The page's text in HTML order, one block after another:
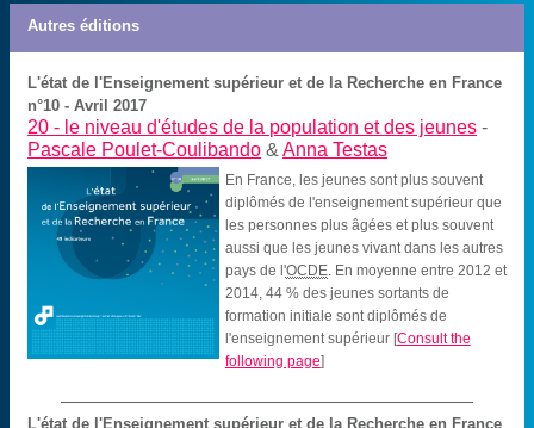
Autres éditions
L'état de l'Enseignement supérieur et de la Recherche en France
n°10 - Avril 2017
20 - le niveau d'études de la population et des jeunes -
Pascale Poulet-Coulibando &Anna Testas
En France, les jeunes sont plus souvent
diplômés de l'enseignement supérieur que
les personnes plus âgées et plus souvent
aussi que les jeunes vivant dans les autres
pays de l'OCDE. En moyenne entre 2012 et
2014, 44 % des jeunes sortants de
formation initiale sont diplômés de
l'enseignement supérieur [Consult the
following page]
L'état de l'Enseignement supérieur et de la Recherche en France